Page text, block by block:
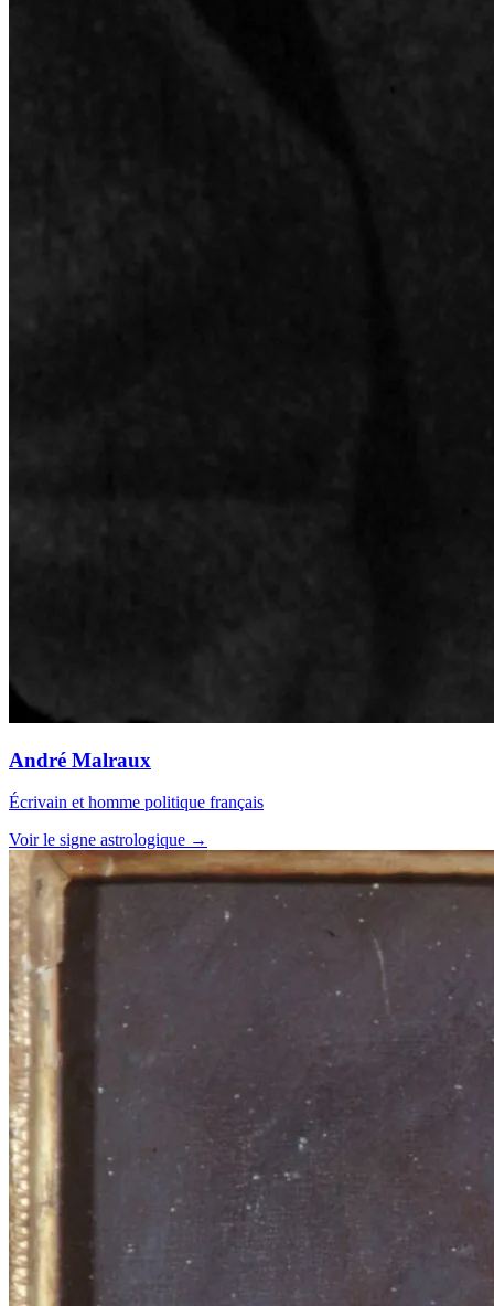
André Malraux
Écrivain et homme politique français
Voir le signe astrologique →